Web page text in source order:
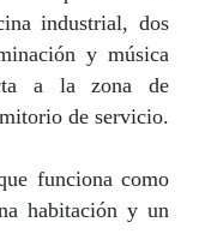
industrial, dos
y música
a la zona de
de servicio.
funciona como
habitación y un